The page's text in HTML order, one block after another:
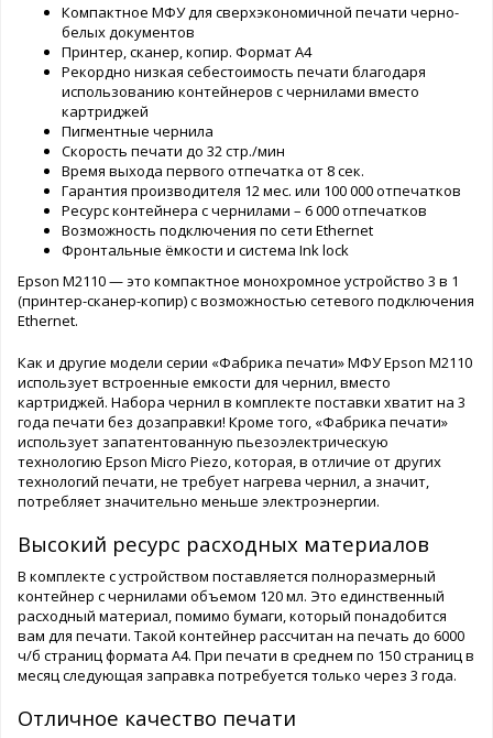
Компактное МФУ для сверхэкономичной печати черно-
белых документов
Принтер, сканер, копир. Формат А4
Рекордно низкая себестоимость печати благодаря
использованию контейнеров с чернилами вместо
картриджей
Пигментные чернила
Скорость печати до 32 стр./мин
Время выхода первого отпечатка от 8 сек.
Гарантия производителя 12 мес. или 100 000 отпечатков
Ресурс контейнера с чернилами – 6 000 отпечатков
Возможность подключения по сети Ethernet
Фронтальные ёмкости и система Ink lock
Epson M2110 — это компактное монохромное устройство 3 в 1
(принтер-сканер-копир) с возможностью сетевого подключения
Ethernet.
Как и другие модели серии «Фабрика печати» МФУ Epson M2110
использует встроенные емкости для чернил, вместо
картриджей. Набора чернил в комплекте поставки хватит на 3
года печати без дозаправки! Кроме того, «Фабрика печати»
использует запатентованную пьезоэлектрическую
технологию Epson Micro Piezo, которая, в отличие от других
технологий печати, не требует нагрева чернил, а значит,
потребляет значительно меньше электроэнергии.
Высокий ресурс расходных материалов
В комплекте с устройством поставляется полноразмерный
контейнер с чернилами объемом 120 мл. Это единственный
расходный материал, помимо бумаги, который понадобится
вам для печати. Такой контейнер рассчитан на печать до 6000
ч/б страниц формата А4. При печати в среднем по 150 страниц в
месяц следующая заправка потребуется только через 3 года.
Отличное качество печати